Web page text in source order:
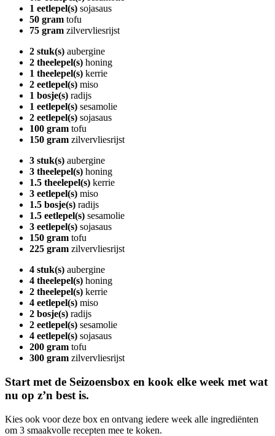
1 eetlepel(s) sojasaus
50 gram tofu
75 gram zilvervliesrijst
2 stuk(s) aubergine
2 theelepel(s) honing
1 theelepel(s) kerrie
2 eetlepel(s) miso
1 bosje(s) radijs
1 eetlepel(s) sesamolie
2 eetlepel(s) sojasaus
100 gram tofu
150 gram zilvervliesrijst
3 stuk(s) aubergine
3 theelepel(s) honing
1.5 theelepel(s) kerrie
3 eetlepel(s) miso
1.5 bosje(s) radijs
1.5 eetlepel(s) sesamolie
3 eetlepel(s) sojasaus
150 gram tofu
225 gram zilvervliesrijst
4 stuk(s) aubergine
4 theelepel(s) honing
2 theelepel(s) kerrie
4 eetlepel(s) miso
2 bosje(s) radijs
2 eetlepel(s) sesamolie
4 eetlepel(s) sojasaus
200 gram tofu
300 gram zilvervliesrijst
Start met de Seizoensbox en kook elke week met wat
nu op z’n best is.
Kies ook voor deze box en ontvang iedere week alle ingrediënten
om 3 smaakvolle recepten mee te koken.